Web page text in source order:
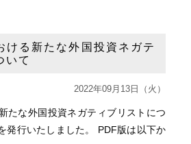
ける新たな外国投資ネガテ
いて
2022年09月13日（火）
たな外国投資ネガティブリストにつ
発行いたしました。 PDF版は以下か